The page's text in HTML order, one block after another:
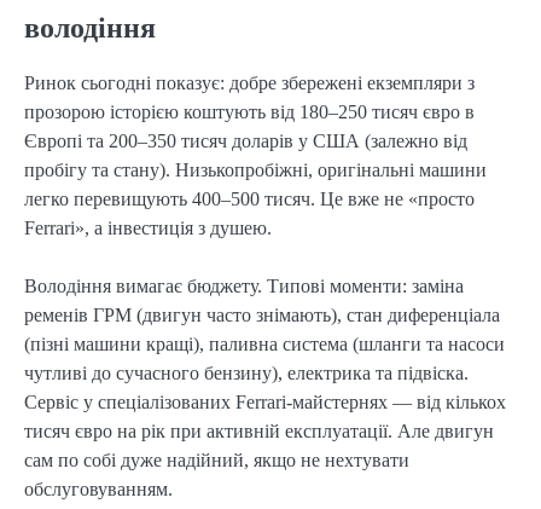
володіння
Ринок сьогодні показує: добре збережені екземпляри з
прозорою історією коштують від 180–250 тисяч євро в
Європі та 200–350 тисяч доларів у США (залежно від
пробігу та стану). Низькопробіжні, оригінальні машини
легко перевищують 400–500 тисяч. Це вже не «просто
Ferrari», а інвестиція з душею.
Володіння вимагає бюджету. Типові моменти: заміна
ременів ГРМ (двигун часто знімають), стан диференціала
(пізні машини кращі), паливна система (шланги та насоси
чутливі до сучасного бензину), електрика та підвіска.
Сервіс у спеціалізованих Ferrari-майстернях — від кількох
тисяч євро на рік при активній експлуатації. Але двигун
сам по собі дуже надійний, якщо не нехтувати
обслуговуванням.